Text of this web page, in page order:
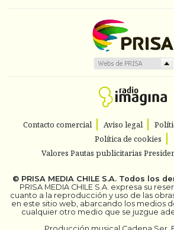
Contacto comercial Aviso legal
Política de cookies
Valores Pautas publicitarias
© PRISA MEDIA CHILE S.A. Todos los
PRISA MEDIA CHILE S.A. expresa su
cuanto a la reproducción y uso de las
en este sitio web, abarcando los medios
cualquier otro medio que se juzgue